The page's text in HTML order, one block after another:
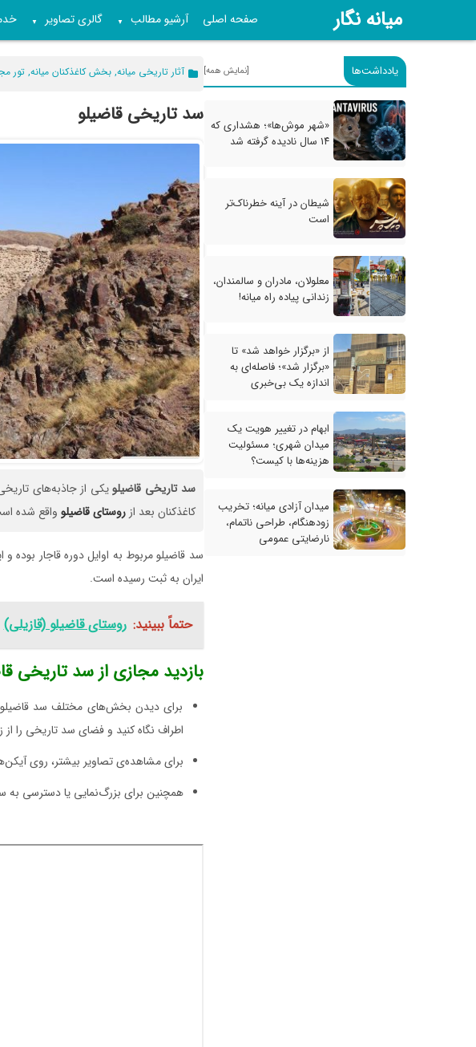
میانه نگار صفحه اصلی آرشیو مطالب ▼ گالری تصاویر ▼
یادداشت‌ها [نمایش همه]
«شهر موش‌ها»؛ هشداری که
۱۴ سال نادیده گرفته شد
شیطان در آینه خطرناک‌تر
است
معلولان، مادران و سالمندان،
زندانی پیاده راه میانه!
از «برگزار خواهد شد» تا
«برگزار شد»؛ فاصله‌ای به
اندازه یک بی‌خبری
ابهام در تغییر هویت یک
میدان شهری؛ مسئولیت
هزینه‌ها با کیست؟
میدان آزادی میانه؛ تخریب
زودهنگام، طراحی ناتمام،
نارضایتی عمومی
آثار تاریخی میانه,بخش کاغذکنان میانه,تور
سد تاریخی قاضیلو
سد تاریخی قاضیلویکی از جاذبه‌های
کاغذکنان بعد ازروستای قاضیلو واقع شده
ایران به ثبت رسیده است.
حتماً ببینید: روستای قاضیلو (قازیلی)
بازدید مجازی از سد تاریخی
برای دیدن بخش‌های مختلف سد
اطراف نگاه کنید و فضای سد تاریخی را از
برای مشاهده‌ی تصاویر بیشتر، روی
همچنین برای بزرگ‌نمایی یا دسترسی به